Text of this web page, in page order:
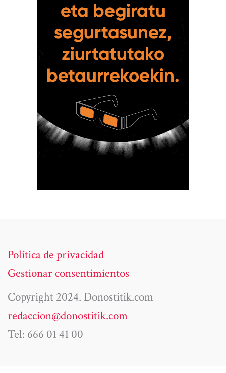
Política de privacidad
Gestionar consentimientos
Copyright 2024. Donostitik.com
redaccion@donostitik.com
Tel: 666 01 41 00